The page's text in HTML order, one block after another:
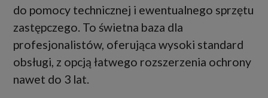
do pomocy technicznej i ewentualnego sprzętu
zastępczego. To świetna baza dla
profesjonalistów, oferująca wysoki standard
obsługi, z opcją łatwego rozszerzenia ochrony
nawet do 3 lat.